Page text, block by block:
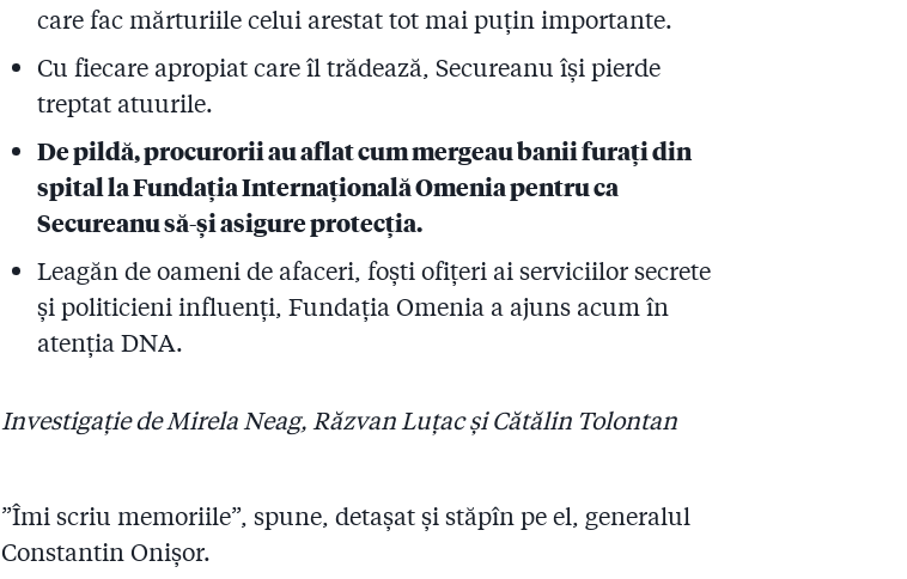
care fac mărturiile celui arestat tot mai puțin importante.
Cu fiecare apropiat care îl trădează, Secureanu își pierde
treptat atuurile.
De pildă, procurorii au aflat cum mergeau banii furați din
spital la Fundația Internațională Omenia pentru ca
Secureanu să-și asigure protecția.
Leagăn de oameni de afaceri, foști ofițeri ai serviciilor secrete
și politicieni influenți, Fundația Omenia a ajuns acum în
atenția DNA.
Investigație de Mirela Neag, Răzvan Luțac și Cătălin Tolontan
”Îmi scriu memoriile”, spune, detașat și stăpîn pe el, generalul
Constantin Onișor.